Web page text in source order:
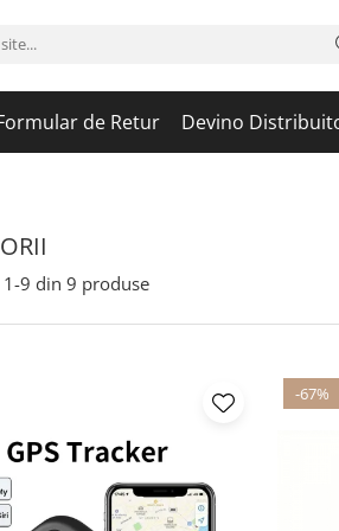
de Retur Devino
1-9 din 9 produse
-67%